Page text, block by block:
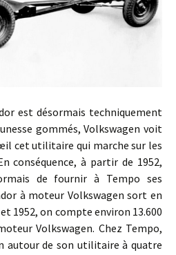
désormais techniquement
gommés, Volkswagen voit
cet utilitaire qui marche sur les
conséquence, à partir de 1952,
de fournir à Tempo ses
à moteur Volkswagen sort en
1952, on compte environ 13.600
Volkswagen. Chez Tempo,
autour de son utilitaire à quatre